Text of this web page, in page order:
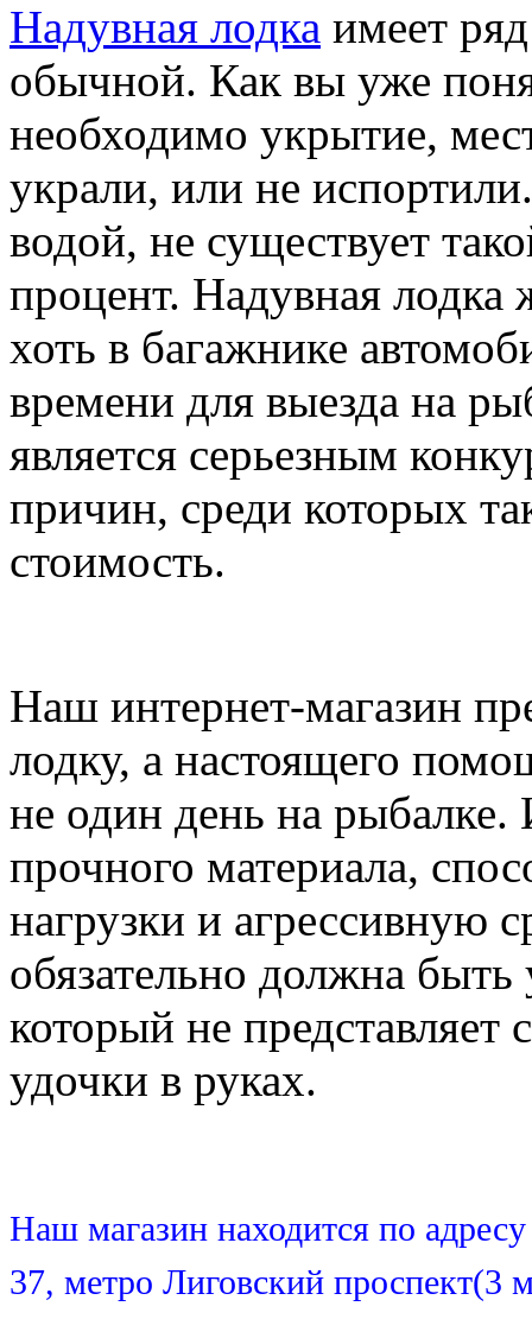
Надувная лодка имеет
обычной. Как вы уже
необходимо укрытие,
украли, или не
водой, не существует
процент. Надувная лодка
хоть в багажнике
времени для выезда на
является серьезным
причин, среди которых
стоимость.
Наш интернет-магазин
лодку, а настоящего
не один день на рыбалке.
прочного материала,
нагрузки и агрессивную
обязательно должна
который не представляет
удочки в руках.
Наш магазин находится по
37, метро Лиговский